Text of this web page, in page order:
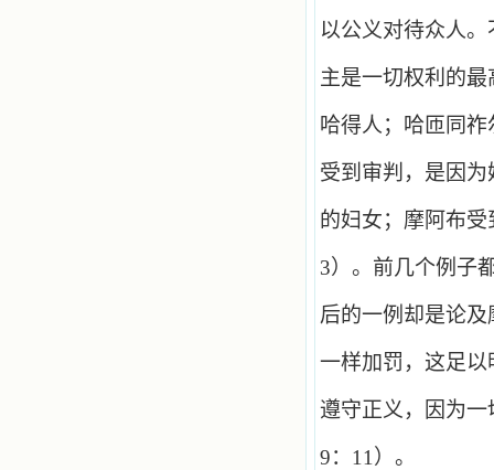
以公义对待众人
主是一切权利的
哈得人；哈匝同
受到审判，是因
的妇女；摩阿布
3）。前几个例子
后的一例却是论
一样加罚，这足
遵守正义，因为
9： 11 ）。